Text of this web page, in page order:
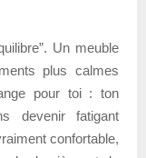
Un meuble
plus calmes
pour toi : ton
devenir fatigant
confortable,